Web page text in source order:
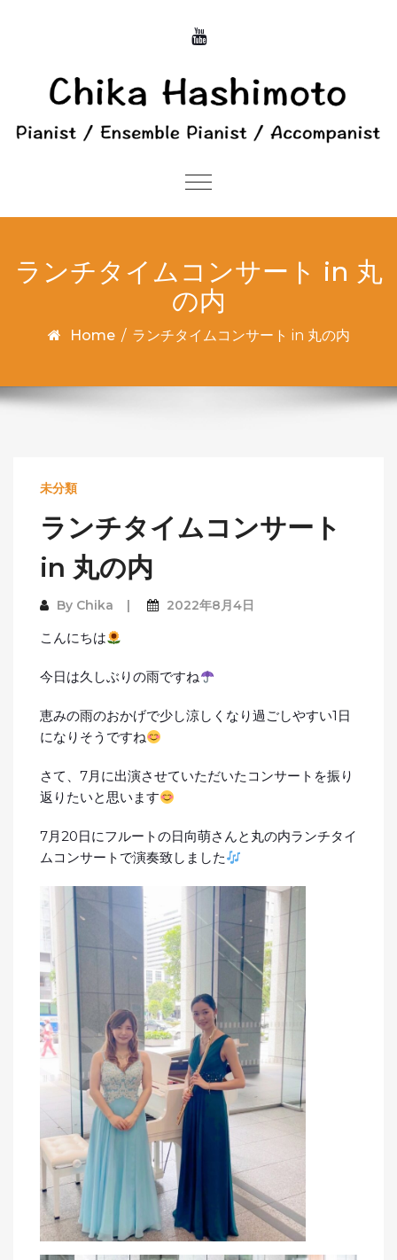
Toggle
ランチタイムコンサート in 丸
の内
Home / ランチタイムコンサート in 丸の内
未分類
ランチタイムコンサート
in 丸の内
By Chika 2022年8月4日
こんにちは
今日は久しぶりの雨ですね
恵みの雨のおかげで少し涼しくなり過ごしやすい1日
になりそうですね
さて、7月に出演させていただいたコンサートを振り
返りたいと思います
7月20日にフルートの日向萌さんと丸の内ランチタイ
ムコンサートで演奏致しました